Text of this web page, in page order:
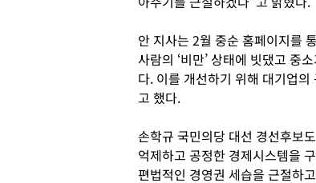
안 지사는 2월 중순 홈페이지를
사람의 ‘비만’ 상태에 빗댔고 중
다. 이를 개선하기 위해 대기업
고 했다.
손학규 국민의당 대선 경선후보
억제하고 공정한 경제시스템을
편법적인 경영권 세습을 근절하